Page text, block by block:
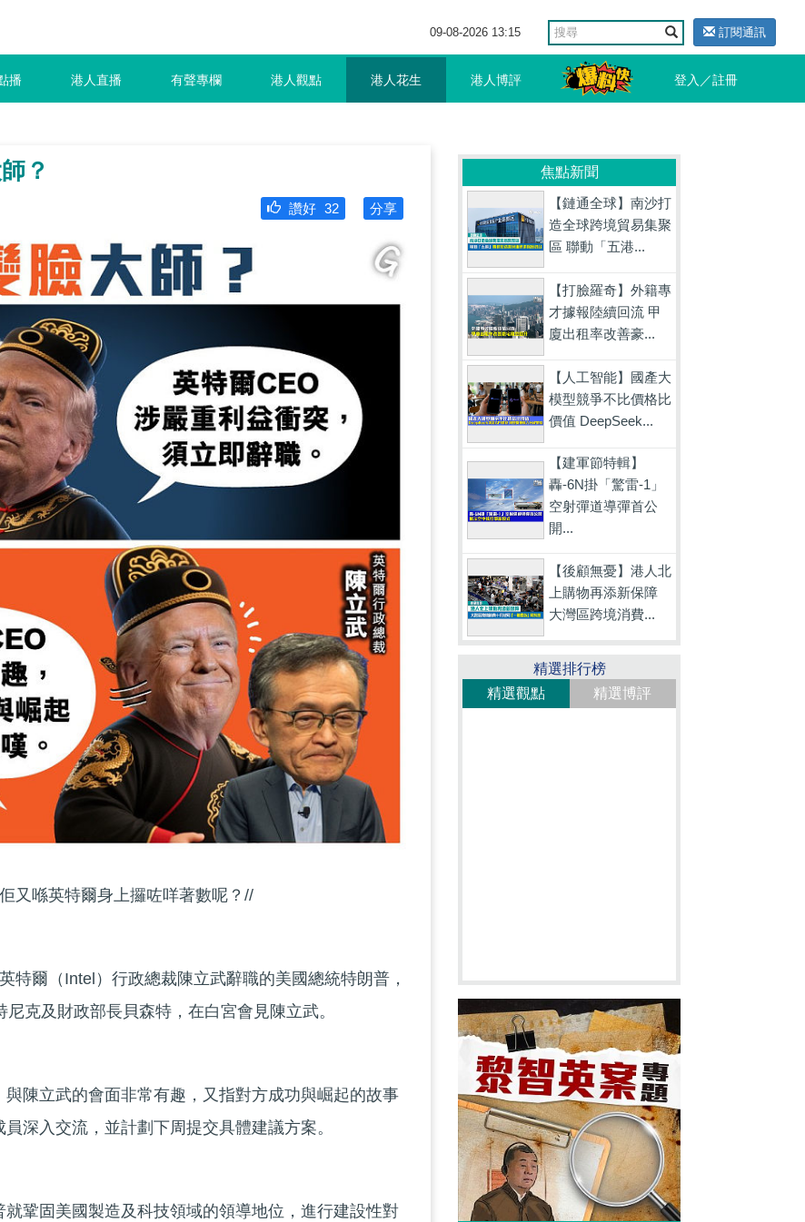
09-08-2026 13:15 訂閱通訊
播 港人直播 有聲專欄 港人觀點 港人花生 港人博評 登入／註冊
？
分享
讚好 32
又喺英特爾身上攞咗咩著數呢？//
特爾（Intel）行政總裁陳立武辭職的美國總統特朗普，
克及財政部長貝森特，在白宮會見陳立武。
陳立武的會面非常有趣，又指對方成功與崛起的故事
深入交流，並計劃下周提交具體建議方案。
鞏固美國製造及科技領域的領導地位，進行建設性對
焦點新聞
【鏈通全球】南沙打
造全球跨境貿易集聚
區 聯動「五港...
【打臉羅奇】外籍專
才據報陸續回流 甲
廈出租率改善豪...
【人工智能】國產大
模型競爭不比價格比
價值 DeepSeek...
【建軍節特輯】
轟-6N掛「驚雷-1」
空射彈道導彈首公
開...
【後顧無憂】港人北
上購物再添新保障
大灣區跨境消費...
精選排行榜
精選觀點
精選博評